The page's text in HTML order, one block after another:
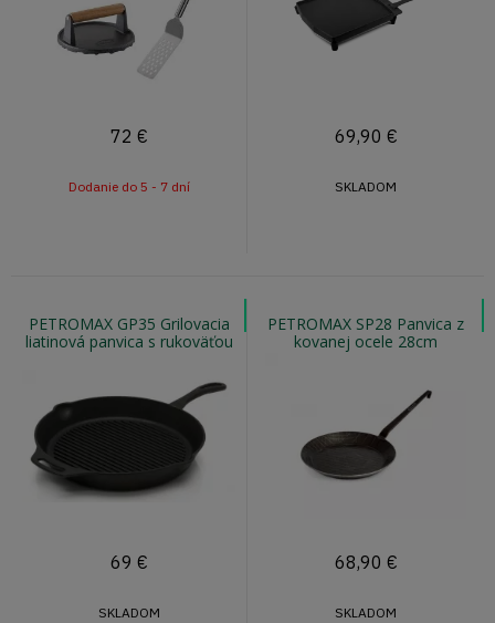
72 €
Dodanie do 5 - 7 dní
69,90 €
SKLADOM
PETROMAX GP35 Grilovacia
liatinová panvica s rukoväťou
69 €
SKLADOM
PETROMAX SP28 Panvica z
kovanej ocele 28cm
68,90 €
SKLADOM